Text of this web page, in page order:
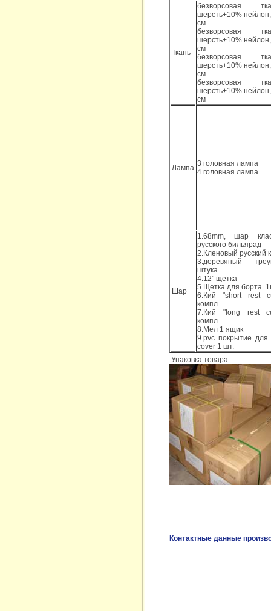
Ткань
безворсовая
шерсть+10%
см
безворсовая
шерсть+10%
см
безворсовая
шерсть+10%
см
безворсовая
шерсть+10%
см
Лампа 3 головная лампа
4 головная лампа
Шар
1.68mm, шар
русского бильярад
2.Кленовый русский
3.деревяный
штука
4.12” щетка
5.Щетка для борта
6.Кий "short rest
компл
7.Кий "long rest
компл
8.Мел 1 ящик
9.pvc покрытие
cover 1 шт.
Упаковка товара:
Контактные данные